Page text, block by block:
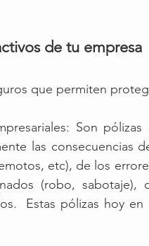
de tu empresa
que permiten
Son
las consecuencias
etc), de los
(robo, sabotaje),
Estas pólizas hoy